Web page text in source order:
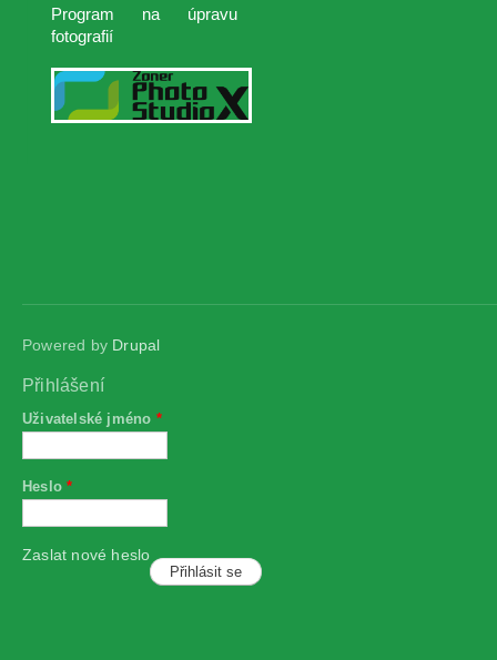
Program na úpravu
fotografií
Powered by Drupal
Přihlášení
Uživatelské jméno *
Heslo*
Zaslat nové heslo